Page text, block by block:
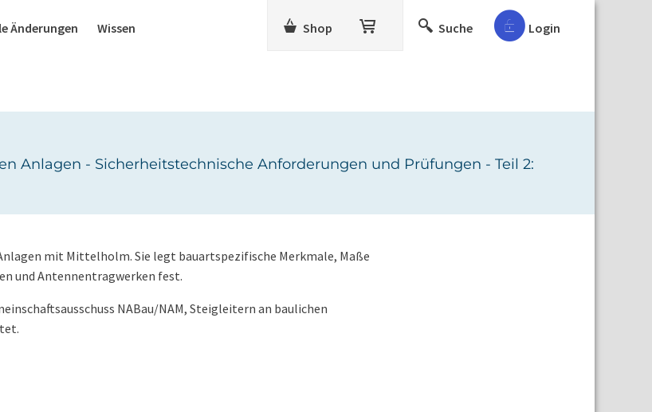
Änderungen Wissen Shop Suche Login
Anlagen - Sicherheitstechnische Anforderungen und Prüfungen - Teil 2:
mit Mittelholm. Sie legt bauartspezifische Merkmale, Maße
und Antennentragwerken fest.
NABau/NAM, Steigleitern an baulichen